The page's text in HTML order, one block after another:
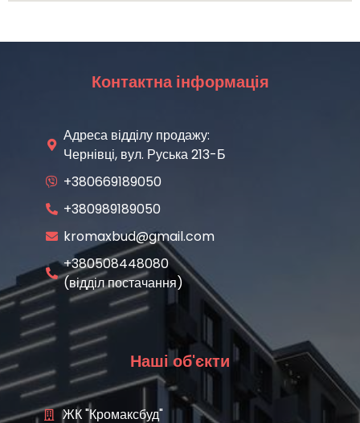
Контактна інформація
Адреса відділу продажу:
Чернівці, вул. Руська 213-Б
+380669189050
+380989189050
kromaxbud@gmail.com
+380508448080
(відділ постачання)
Наші об'єкти
ЖК "Кромаксбуд"